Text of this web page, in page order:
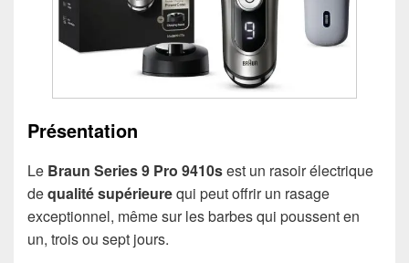
Présentation
Le Braun Series 9 Pro 9410sest un rasoir électrique
dequalité supérieurequi peut offrir un rasage
exceptionnel, même sur les barbes qui poussent en
un, trois ou sept jours.